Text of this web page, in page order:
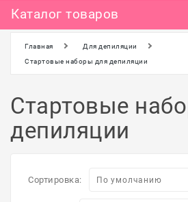
Каталог товаров
и
педикюра
Для
наращивания и
бровей
Главная
Для депиляции
Стартовые наборы для депиляции
Стартовые
депиляции
Сортировка: